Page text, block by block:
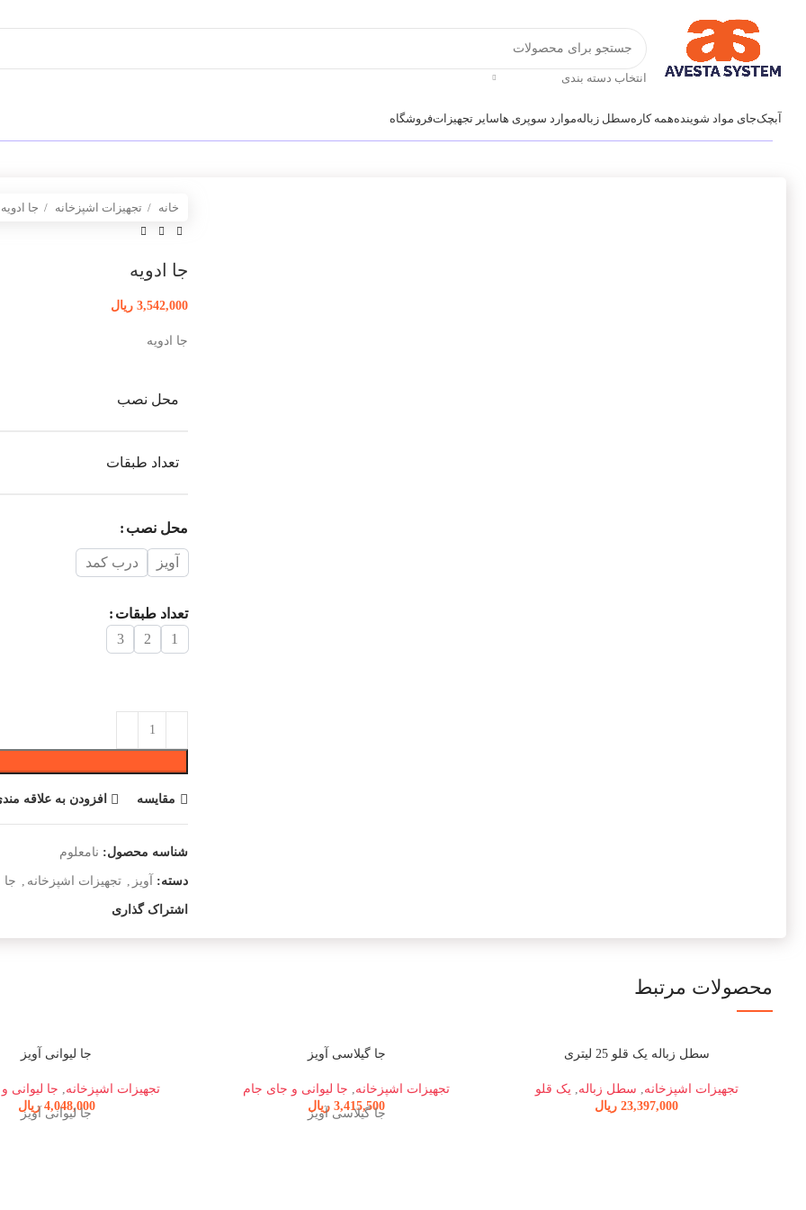
انتخاب دسته بندی
آبچکجای مواد شویندههمه کارهسطل زبالهموارد سوپری هاسایر تجهیزاتفروشگاه
خانه تجهیزات اشپزخانه جا ادویه
جا ادویه
3,542,000 ریال
جا ادویه
محل نصب
تعداد طبقات
محل نصب
آویز درب کمد
تعداد طبقات
1
2
3
مقایسه افزودن به علاقه
شناسه محصول: نامعلوم
دسته: آویز , تجهیزات اشپزخانه , جا
اشتراک گذاری
محصولات مرتبط
سطل زباله یک قلو 25 لیتری
تجهیزات اشپزخانه, سطل زباله, یک قلو
23,397,000 ریال
جا گیلاسی آویز
تجهیزات اشپزخانه, جا لیوانی و جای جام
3,415,500 ریال
جا گیلاسی آویز
جا لیوانی آویز
تجهیزات اشپزخانه, جا لیوانی
4,048,000 ریال
جا لیوانی آویز